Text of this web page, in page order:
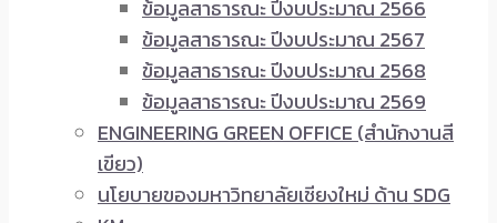
ข้อมูลสาธารณะ ปีงบประมาณ 2566
ข้อมูลสาธารณะ ปีงบประมาณ 2567
ข้อมูลสาธารณะ ปีงบประมาณ 2568
ข้อมูลสาธารณะ ปีงบประมาณ 2569
ENGINEERING GREEN OFFICE (สำนักงานสี
เขียว)
นโยบายของมหาวิทยาลัยเชียงใหม่ ด้าน SDG